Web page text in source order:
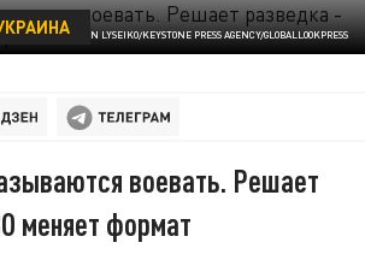
MARKIIAN LYSEIKO/KEYSTONE PRESS AGENCY/GLOBALLOOKPRESS
воевать. Решает
меняет формат